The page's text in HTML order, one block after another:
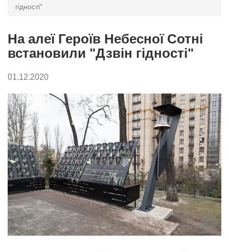
гідності"
На алеї Героїв Небесної Сотні
встановили "Дзвін гідності"
01.12.2020